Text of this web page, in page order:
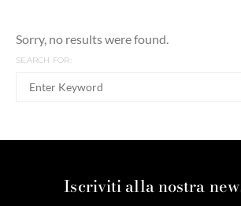
Sorry, no results were found.
SEARCH FOR:
Iscriviti alla nostra